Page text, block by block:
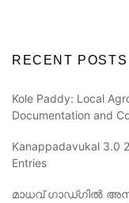
RECENT POSTS
Kole Paddy: Local
Documentation and
Kanappadavukal 3.0
Entries
മാധവ് ഗാഡ്ഗിൽ